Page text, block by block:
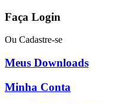
Faça Login
Ou Cadastre-se
Meus Downloads
Minha Conta